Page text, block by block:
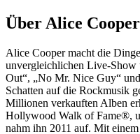
Über Alice
Alice Cooper macht die
unvergleichlichen Live-Show
Out“, „No Mr. Nice Guy“
Schatten auf die Rockmusik
Millionen verkauften Alben
Hollywood Walk of Fame®,
nahm ihn 2011 auf. Mit